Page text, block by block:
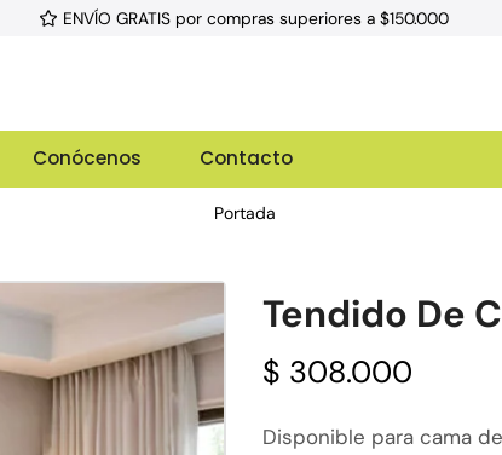
ENVÍO GRATIS por compras superiores a $150.000
Conócenos Contacto
Portada
Tendido De
$ 308.000
Disponible para cama